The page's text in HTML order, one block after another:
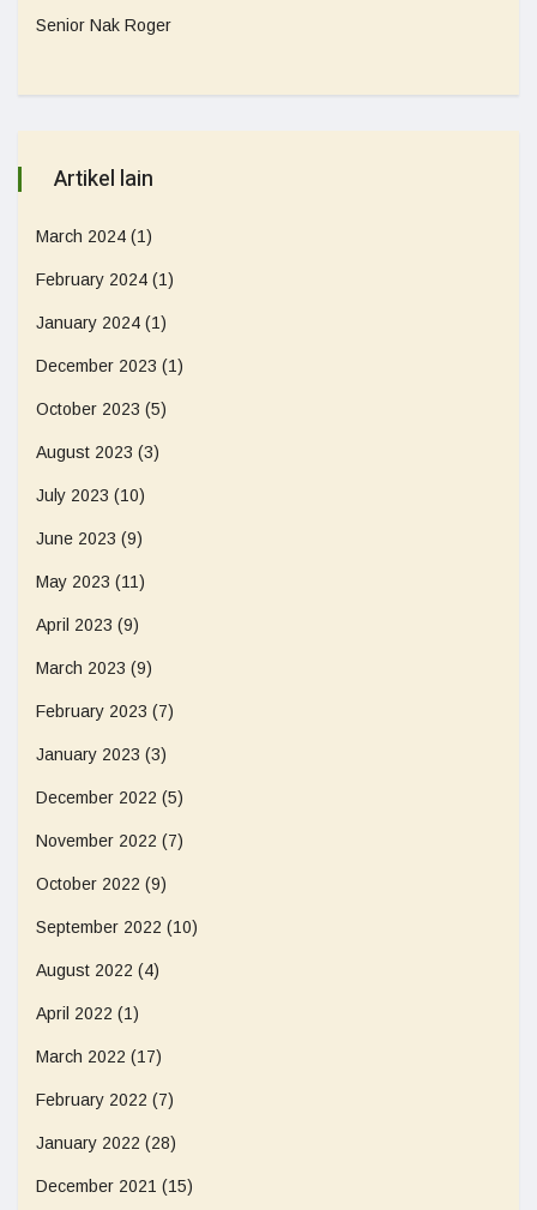
Senior Nak Roger
Artikel lain
March 2024 (1)
February 2024 (1)
January 2024 (1)
December 2023 (1)
October 2023 (5)
August 2023 (3)
July 2023 (10)
June 2023 (9)
May 2023 (11)
April 2023 (9)
March 2023 (9)
February 2023 (7)
January 2023 (3)
December 2022 (5)
November 2022 (7)
October 2022 (9)
September 2022 (10)
August 2022 (4)
April 2022 (1)
March 2022 (17)
February 2022 (7)
January 2022 (28)
December 2021 (15)